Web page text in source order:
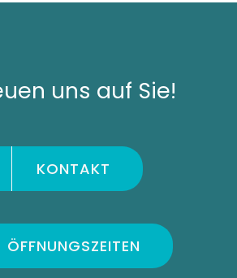
uns auf Sie!
KONTAKT
ÖFFNUNGSZEITEN